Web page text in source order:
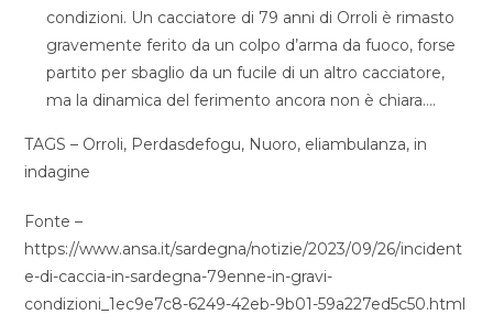
condizioni. Un cacciatore di 79 anni di Orroli è rimasto
gravemente ferito da un colpo d’arma da fuoco, forse
partito per sbaglio da un fucile di un altro cacciatore,
ma la dinamica del ferimento ancora non è chiara….
TAGS – Orroli, Perdasdefogu, Nuoro, eliambulanza, in
indagine
Fonte –
https://www.ansa.it/sardegna/notizie/2023/09/26/incident
e-di-caccia-in-sardegna-79enne-in-gravi-
condizioni_1ec9e7c8-6249-42eb-9b01-59a227ed5c50.html